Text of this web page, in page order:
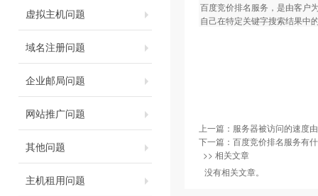
虚拟主机问题
域名注册问题
企业邮局问题
网站推广问题
其他问题
主机租用问题
百度竞价排名服务，是由客户
自己在特定关键字搜索结果中
上一篇： 服务器被访问的速度
下一篇： 百度竞价排名服务有
>> 相关文章
没有相关文章。